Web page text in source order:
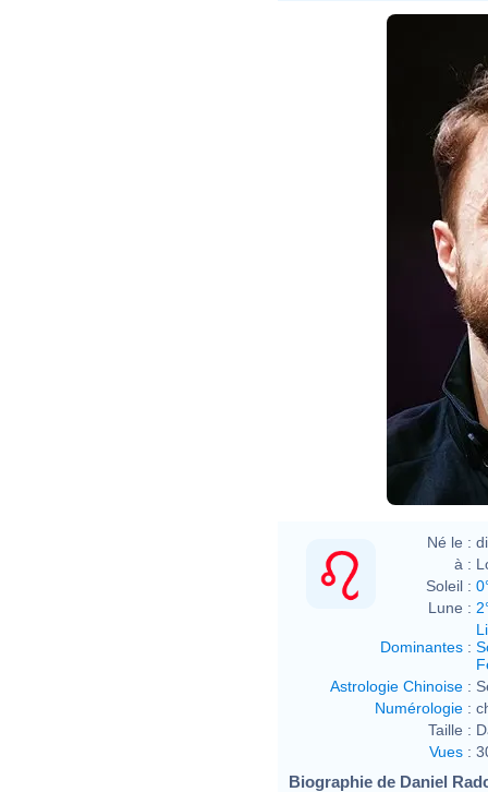
Né le :
à :
Soleil :
Lune :
Dominantes :
Astrologie Chinoise :
Numérologie :
Taille :
Vues :
Biographie de Daniel